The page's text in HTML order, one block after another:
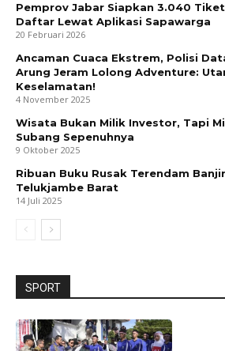
Pemprov Jabar Siapkan 3.040
Daftar Lewat Aplikasi Sapawarga
20 Februari 2026
Ancaman Cuaca Ekstrem, Polisi
Arung Jeram Lolong Adventure:
Keselamatan!
4 November 2025
Wisata Bukan Milik Investor, Tapi
Subang Sepenuhnya
9 Oktober 2025
Ribuan Buku Rusak Terendam Banjir
Telukjambe Barat
14 Juli 2025
SPORT